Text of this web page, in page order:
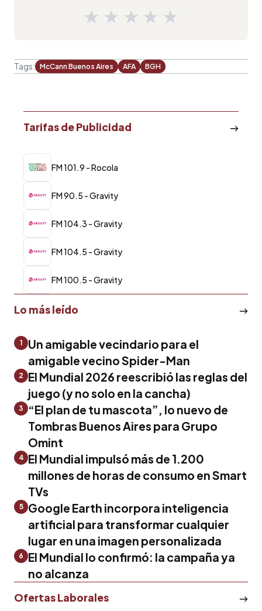
★ ★ ★ ★ ★
Tags: McCann Buenos Aires AFA BGH
Tarifas de Publicidad
FM 101.9 - Rocola
FM 90.5 - Gravity
FM 104.3 - Gravity
FM 104.5 - Gravity
FM 100.5 - Gravity
Lo más leído
1
Un amigable vecindario para el
amigable vecino Spider-Man
2
El Mundial 2026 reescribió las reglas del
juego (y no solo en la cancha)
3
“El plan de tu mascota”, lo nuevo de
Tombras Buenos Aires para Grupo
Omint
4 El Mundial impulsó más de 1.200
millones de horas de consumo en Smart
TVs
5
Google Earth incorpora inteligencia
artificial para transformar cualquier
lugar en una imagen personalizada
6
El Mundial lo confirmó: la campaña ya
no alcanza
Ofertas Laborales